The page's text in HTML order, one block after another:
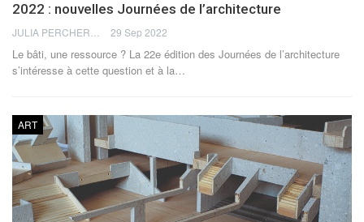
2022 : nouvelles Journées de l’architecture
29 Sep 2022
Le bâti, une ressource ? La 22e édition des Journées de l’architecture
s’intéresse à cette question et à la…
ART